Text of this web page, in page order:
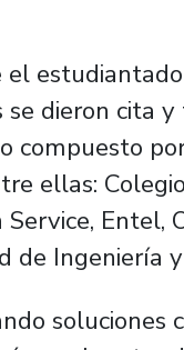
dieron cita
compuesto
ellas:
Entel,
de Ingeniería
soluciones